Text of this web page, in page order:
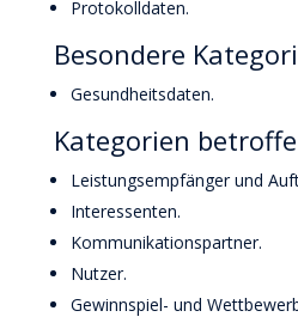
Protokolldaten.
Besondere
Gesundheitsdaten.
Kategorien
Leistungsempfänger und
Interessenten.
Kommunikationspartner.
Nutzer.
Gewinnspiel- und